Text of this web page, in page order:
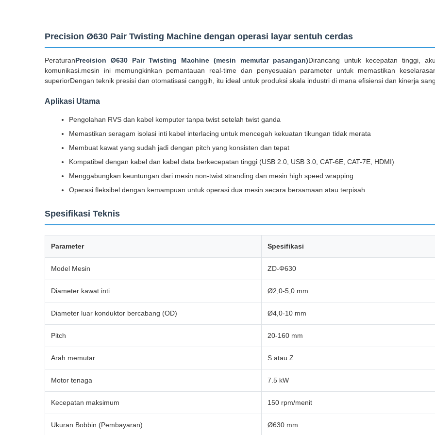
Precision Ø630 Pair Twisting Machine dengan operasi layar sentuh cerdas
PeraturanPrecision Ø630 Pair Twisting Machine (mesin memutar pasangan)Dirancang untuk kecepatan tinggi,
komunikasi.mesin ini memungkinkan pemantauan real-time dan penyesuaian parameter untuk memastikan
superiorDengan teknik presisi dan otomatisasi canggih, itu ideal untuk produksi skala industri di mana efisiensi dan kinerja
Aplikasi Utama
Pengolahan RVS dan kabel komputer tanpa twist setelah twist ganda
Memastikan seragam isolasi inti kabel interlacing untuk mencegah kekuatan tikungan tidak merata
Membuat kawat yang sudah jadi dengan pitch yang konsisten dan tepat
Kompatibel dengan kabel dan kabel data berkecepatan tinggi (USB 2.0, USB 3.0, CAT-6E, CAT-7E, HDMI)
Menggabungkan keuntungan dari mesin non-twist stranding dan mesin high speed wrapping
Operasi fleksibel dengan kemampuan untuk operasi dua mesin secara bersamaan atau terpisah
Spesifikasi Teknis
Parameter Spesifikasi
Model Mesin ZD-Φ630
Diameter kawat inti Ø2,0-5,0 mm
Diameter luar konduktor bercabang (OD) Ø4,0-10 mm
Pitch 20-160 mm
Arah memutar S atau Z
Motor tenaga 7.5 kW
Kecepatan maksimum 150 rpm/menit
Ukuran Bobbin (Pembayaran) Ø630 mm